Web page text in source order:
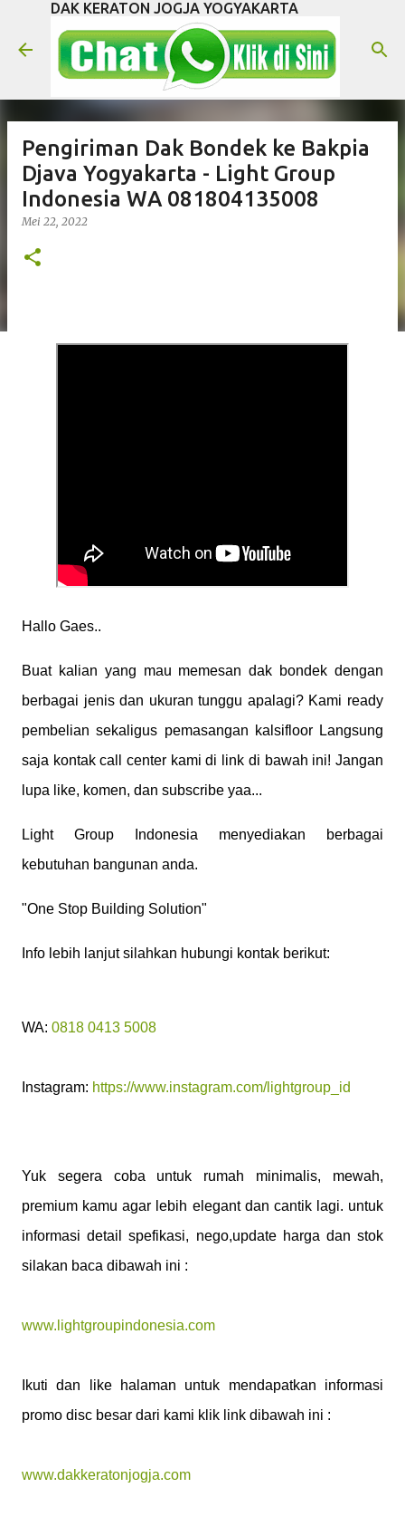
Langsung ke konten utama
DAK KERATON JOGJA YOGYAKARTA
Pengiriman Dak Bondek ke Bakpia
Djava Yogyakarta - Light Group
Indonesia WA 081804135008
Mei 22, 2022
Hallo Gaes..
Buat kalian yang mau memesan dak bondek dengan
berbagai jenis dan ukuran tunggu apalagi? Kami ready
pembelian sekaligus pemasangan kalsifloor Langsung
saja kontak call center kami di link di bawah ini! Jangan
lupa like, komen, dan subscribe yaa...
Light Group Indonesia menyediakan berbagai
kebutuhan bangunan anda.
"One Stop Building Solution"
Info lebih lanjut silahkan hubungi kontak berikut:
WA: 0818 0413 5008
Instagram: https://www.instagram.com/lightgroup_id
Yuk segera coba untuk rumah minimalis, mewah,
premium kamu agar lebih elegant dan cantik lagi. untuk
informasi detail spefikasi, nego,update harga dan stok
silakan baca dibawah ini :
www.lightgroupindonesia.com
Ikuti dan like halaman untuk mendapatkan informasi
promo disc besar dari kami klik link dibawah ini :
www.dakkeratonjogja.com